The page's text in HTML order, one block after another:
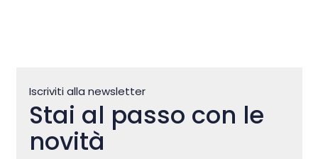
Iscriviti alla newsletter
Stai al passo con le
novità